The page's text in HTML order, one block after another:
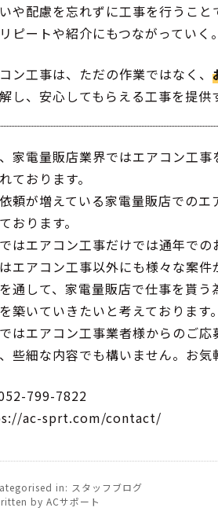
や配慮を忘れずに工事を行うこ
ピートや紹介にもつながっていく。
ン工事は、ただの作業ではなく、
し、安心してもらえる工事を提供
家電量販店業界ではエアコン工
ております。
頼が増えている家電量販店での
おります。
はエアコン工事だけでは通年で
エアコン工事以外にも様々な案件
通して、家電量販店で仕事を貰
築いていきたいと考えております。
はエアコン工事業者様からのご応
些細な内容でも構いません。お気
799-7822
ac-sprt.com/contact/
in: スタッフブログ
by ACサポート